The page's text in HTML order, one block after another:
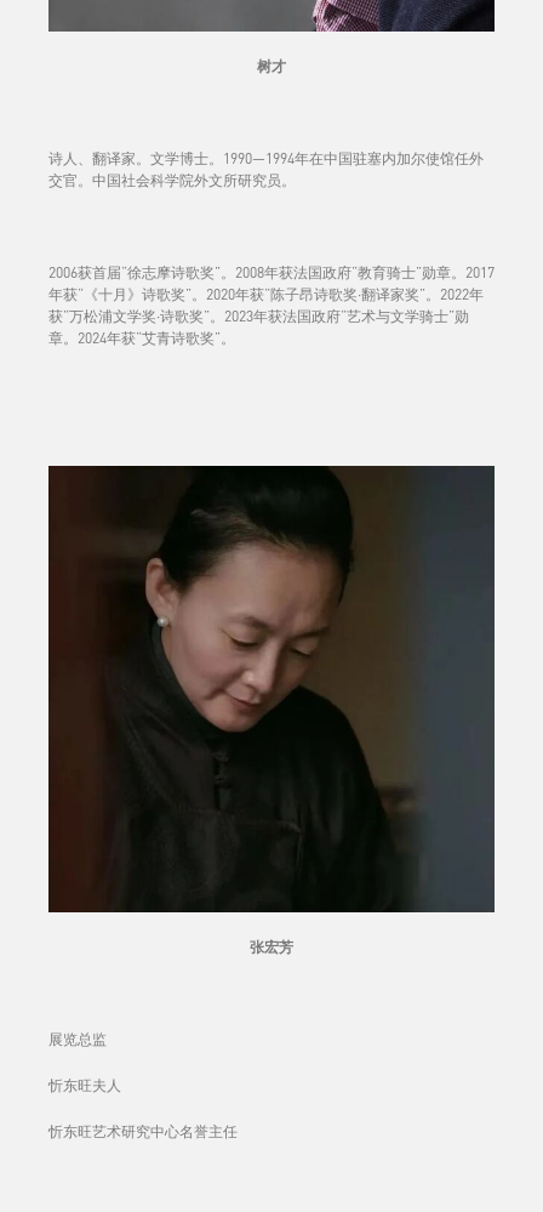
树才
诗人、翻译家。文学博士。1990—1994年在中国驻塞内加尔使馆任外
交官。中国社会科学院外文所研究员。
2006获首届“徐志摩诗歌奖”。2008年获法国政府“教育骑士”勋章。2017
年获“《十月》诗歌奖”。2020年获“陈子昂诗歌奖·翻译家奖”。2022年
获“万松浦文学奖·诗歌奖”。2023年获法国政府“艺术与文学骑士”勋
章。2024年获“艾青诗歌奖”。
张宏芳
展览总监
忻东旺夫人
忻东旺艺术研究中心名誉主任